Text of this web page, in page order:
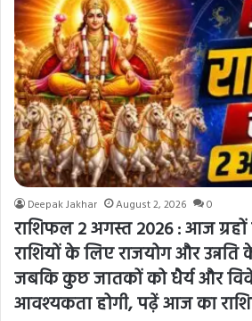
Deepak Jakhar August 2, 2026 0
राशिफल 2 अगस्त 2026 : आज
राशियों के लिए राजयोग और
जबकि कुछ जातकों को धैर्य और
आवश्यकता होगी, पढ़ें आज का